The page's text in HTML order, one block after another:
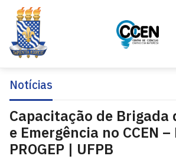
Notícias
Capacitação de Brigada
e Emergência no CCEN
PROGEP | UFPB